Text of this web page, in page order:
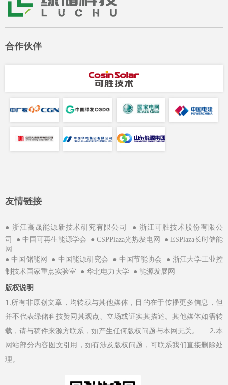
友情链接
——
●浙江高晟能源新技术研究有限公司 ● 浙江可胜技术股份有限公
司
● 中国可再生能源学会 ● CSPPlaza光热发电网 ● ESPlaza长时储能
网
●中国储能网 ● 中国能源研究会 ● 中国节能协会 ●浙江大学工业控
制技术国家重点实验室
● 华北电力大学 ● 能源发展网
版权说明
1.所有非原创文章，均转载与其他媒体，目的在于传播更多信息，但
并不代表绿储科技赞同其观点、立场或证实其描述。其他媒体如需转
载，请与稿件来源方联系，如产生任何版权问题与本网无关。 2.本
网站部分内容图文引用，如有涉及版权问题，可联系我们直接删除处
理。
合作伙伴
——